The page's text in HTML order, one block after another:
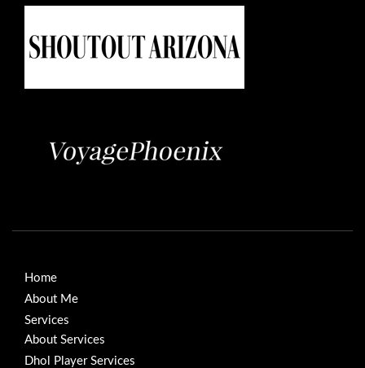
Home
About Me
Services
About Services
Dhol Player Services